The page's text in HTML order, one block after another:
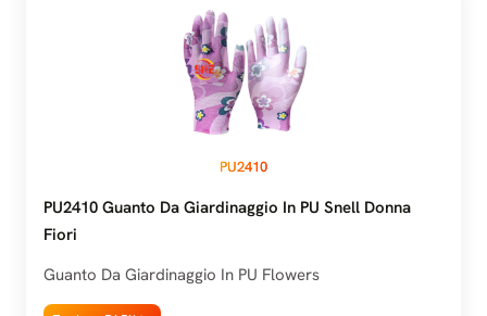
PU2410
PU2410 Guanto Da Giardinaggio In PU Snell Donna
Fiori
Guanto Da Giardinaggio In PU Flowers